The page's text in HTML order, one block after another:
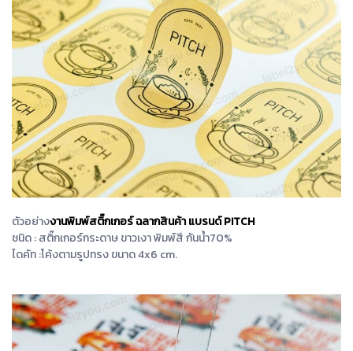
ตัวอย่างงานพิมพ์สติ๊กเกอร์ ฉลากสินค้า แบรนด์ PITCH
ชนิด : สติ๊กเกอร์กระดาษ ขาวเงา พิมพ์สี กันน้ำ70%
ไดคัท :โค้งตามรูปทรง ขนาด 4x6 cm.